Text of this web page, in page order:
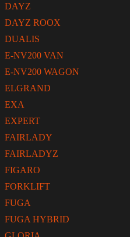
DAYZ
DAYZ ROOX
DUALIS
E-NV200 VAN
E-NV200 WAGON
ELGRAND
EXA
EXPERT
FAIRLADY
FAIRLADYZ
FIGARO
FORKLIFT
FUGA
FUGA HYBRID